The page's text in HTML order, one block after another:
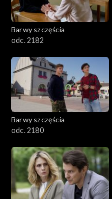
Barwy szczęścia
odc. 2182
Barwy szczęścia
odc. 2180